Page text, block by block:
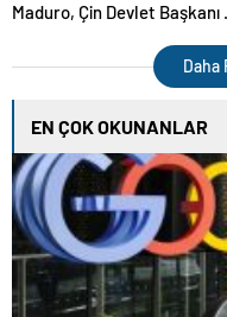
Maduro, Çin Devlet Başkanı
Daha
EN ÇOK OKUNANLAR